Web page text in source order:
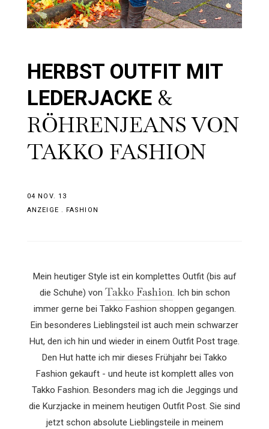
HERBST OUTFIT MIT
LEDERJACKE &
RÖHRENJEANS VON
TAKKO FASHION
04 NOV. 13
ANZEIGE . FASHION
Mein heutiger Style ist ein komplettes Outfit (bis auf
die Schuhe) von Takko Fashion. Ich bin schon
immer gerne bei Takko Fashion shoppen gegangen.
Ein besonderes Lieblingsteil ist auch mein schwarzer
Hut, den ich hin und wieder in einem Outfit Post trage.
Den Hut hatte ich mir dieses Frühjahr bei Takko
Fashion gekauft - und heute ist komplett alles von
Takko Fashion. Besonders mag ich die Jeggings und
die Kurzjacke in meinem heutigen Outfit Post. Sie sind
jetzt schon absolute Lieblingsteile in meinem